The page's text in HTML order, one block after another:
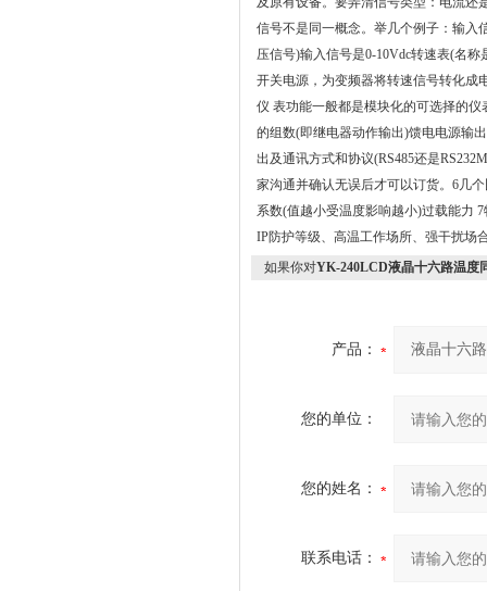
信号不是同一概念。举几个例子：输入
压信号)输入信号是0-10Vdc转速表(名称
开关电源，为变频器将转速信号转化成
仪 表功能一般都是模块化的可选择的
的组数(即继电器动作输出)馈电电源输
出及通讯方式和协议(RS485还是
家沟通并确认无误后才可以订货。 6几
系数(值越小受温度影响越小)过载能力 7
IP防护等级、高温工作场所、强干扰场
如果你对YK-240LCD液晶十六路温度
产品：
您的单位：
您的姓名：
联系电话：